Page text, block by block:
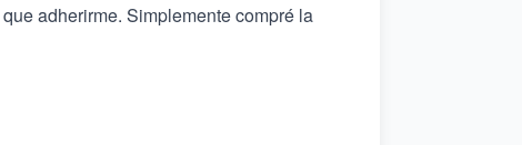
adherirme. Simplemente compré la